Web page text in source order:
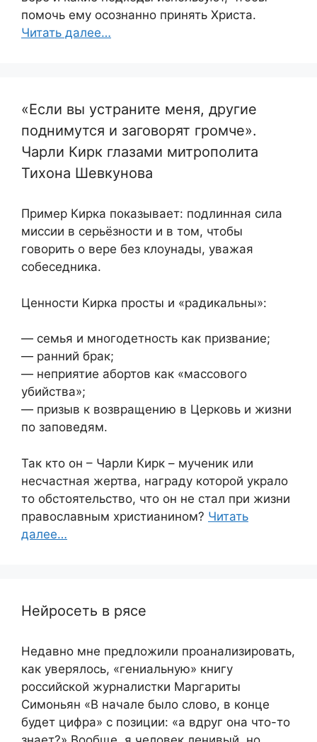
помочь ему осознанно принять Христа.
Читать далее…
«Если вы устраните меня, другие
поднимутся и заговорят громче».
Чарли Кирк глазами митрополита
Тихона Шевкунова
Пример Кирка показывает: подлинная сила
миссии в серьёзности и в том, чтобы
говорить о вере без клоунады, уважая
собеседника.
Ценности Кирка просты и «радикальны»:
— семья и многодетность как призвание;
— ранний брак;
— неприятие абортов как «массового
убийства»;
— призыв к возвращению в Церковь и жизни
по заповедям.
Так кто он – Чарли Кирк – мученик или
несчастная жертва, награду которой украло
то обстоятельство, что он не стал при жизни
православным христианином? Читать
далее…
Нейросеть в рясе
Недавно мне предложили проанализировать,
как уверялось, «гениальную» книгу
российской журналистки Маргариты
Симоньян «В начале было слово, в конце
будет цифра» с позиции: «а вдруг она что-то